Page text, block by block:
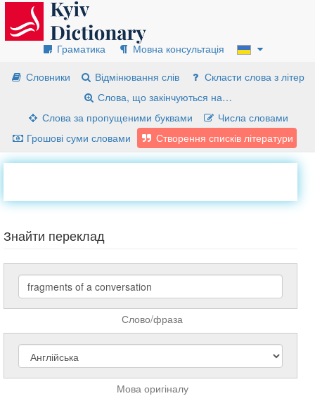
Граматика
Мовна консультація
Словники
Відмінювання слів
Скласти слова з літер
Слова, що закінчуються на…
Слова за пропущеними буквами
Числа словами
Грошові суми словами
Створення списків літератури
Знайти переклад
Слово/фраза
Мова оригіналу